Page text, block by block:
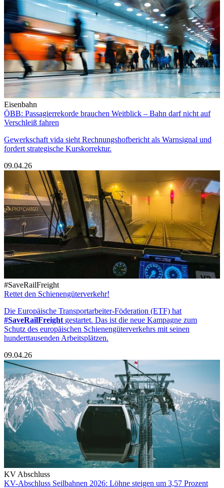
Eisenbahn
ÖBB: Passagierrekorde brauchen Weitblick – Bahn darf nicht auf
Verschleiß fahren
Gewerkschaft vida sieht Rechnungshofbericht als Warnsignal und
fordert strategische Kurskorrektur.
09.04.26
#SaveRailFreight
Rettet den Schienengüterverkehr!
Die Europäische Transportarbeiter-Föderation (ETF) hat
#SaveRailFreight gestartet. Das ist die neue Kampagne zum
Schutz des europäischen Schienengüterverkehrs mit seinen
hunderttausenden Arbeitsplätzen.
09.04.26
KV Abschluss
KV-Abschluss Seilbahnen 2026: Löhne steigen um 3,57 Prozent